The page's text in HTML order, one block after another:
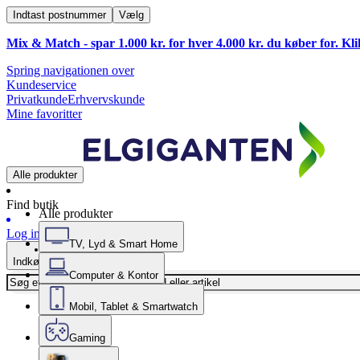
Indtast postnummer Vælg
Mix & Match - spar 1.000 kr. for hver 4.000 kr. du køber for.
Spring navigationen over
Kundeservice
PrivatkundeErhvervskunde
Mine favoritter
Alle produkter
Find butik
Log ind
Indkøbskurv
Alle produkter
TV, Lyd & Smart Home
Computer & Kontor
Mobil, Tablet & Smartwatch
Gaming